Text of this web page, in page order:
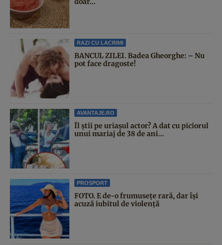
RAZI CU LACRIMI
BANCUL ZILEI. Badea Gheorghe: – Nu
pot face dragoste!
AVANTAJE.RO
Îl știi pe uriașul actor? A dat cu piciorul
unui mariaj de 38 de ani...
PROSPORT
FOTO. E de-o frumusețe rară, dar își
acuză iubitul de violență